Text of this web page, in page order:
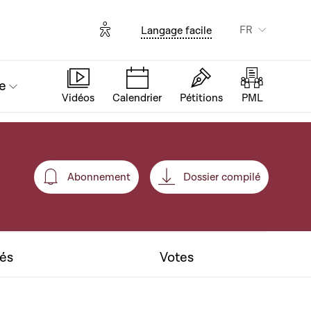
Options d'accessibilité
Langage facile FR
Vidéos Calendrier Pétitions PML
Abonnement
Abonnement Dossier compilé
Votes